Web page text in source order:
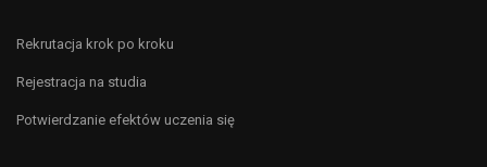
Rekrutacja krok po kroku
Rejestracja na studia
Potwierdzanie efektów uczenia się